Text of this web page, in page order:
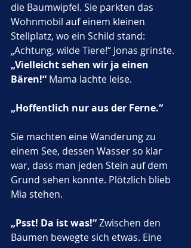
die Baumwipfel. Sie parkten das
Wohnmobil auf einem kleinen
Stellplatz, wo ein Schild stand:
„Achtung, wilde Tiere!“ Jonas grinste.
„Vielleicht sehen wir ja einen
Bären!“ Mama lachte leise.
„Hoffentlich nur aus der Ferne.“
Sie machten eine Wanderung zu
einem See, dessen Wasser so klar
war, dass man jeden Stein auf dem
Grund sehen konnte. Plötzlich blieb
Mia stehen.
„Psst! Da ist was!“ Zwischen den
Bäumen bewegte sich etwas. Eine